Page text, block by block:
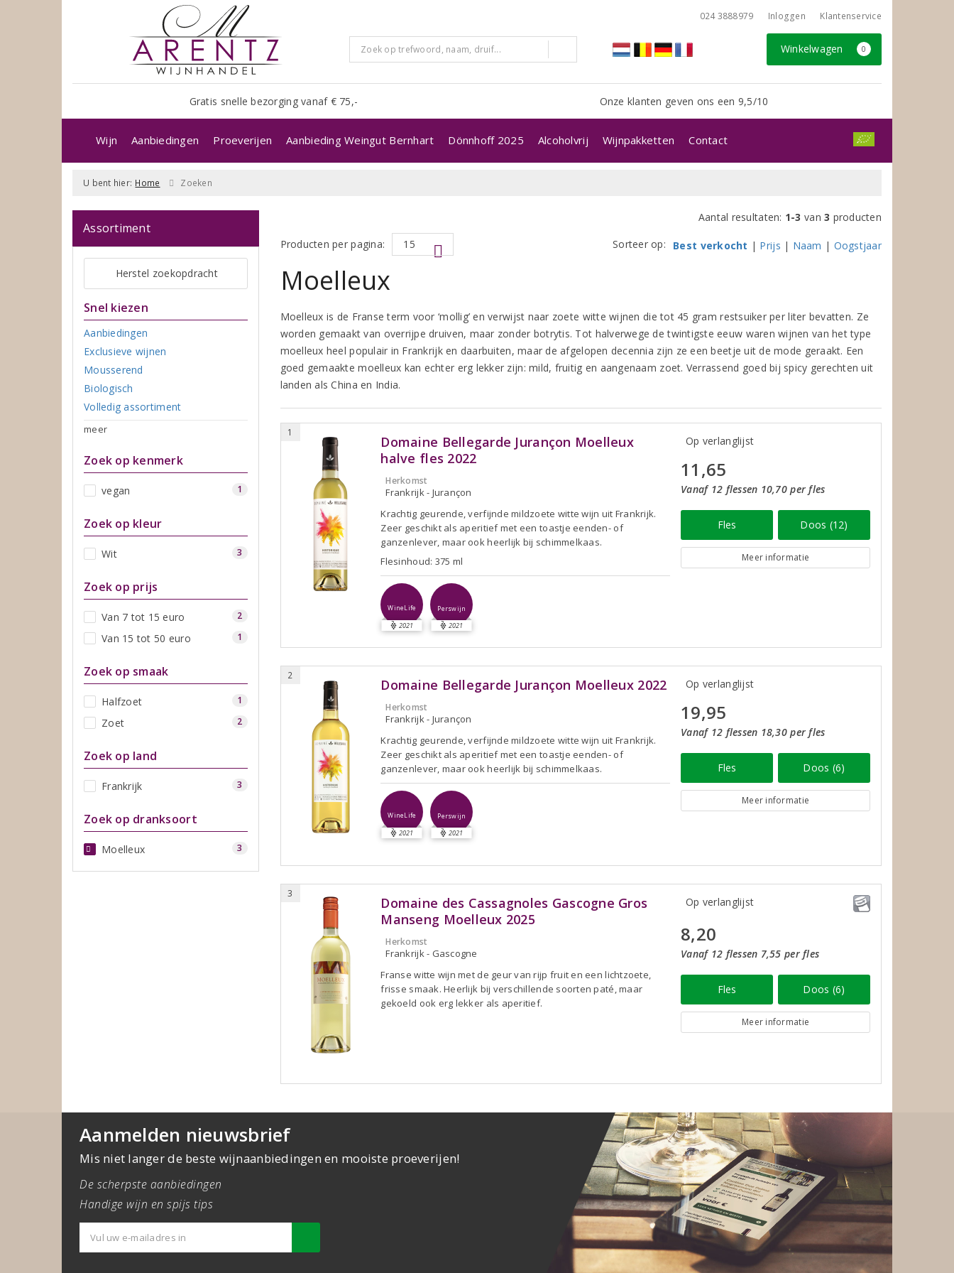
024 3888979 Inloggen Klantenservice
Winkelwagen 0
Gratis snelle bezorging vanaf € 75,- Onze klanten geven ons een 9,5/10
Wijn Aanbiedingen Proeverijen Aanbieding Weingut Bernhart Dönnhoff 2025 Alcoholvrij Wijnpakketten Contact
U bent hier: Home Zoeken
Assortiment
Herstel zoekopdracht
Snel kiezen
Aanbiedingen
Exclusieve wijnen
Mousserend
Biologisch
Volledig assortiment
meer
Zoek op kenmerk
vegan 1
Zoek op kleur
Wit 3
Zoek op prijs
Van 7 tot 15 euro 2
Van 15 tot 50 euro 1
Zoek op smaak
Halfzoet 1
Zoet 2
Zoek op land
Frankrijk 3
Zoek op dranksoort
Moelleux 3
Aantal resultaten: 1-3 van3 producten
Producten per pagina:
Sorteer op: Best verkocht | Prijs | Naam | Oogstjaar
Moelleux
Moelleux is de Franse term voor ‘mollig’ en verwijst naar zoete witte wijnen die tot 45 gram restsuiker per liter bevatten. Ze
worden gemaakt van overrijpe druiven, maar zonder botrytis. Tot halverwege de twintigste eeuw waren wijnen van het type
moelleux heel populair in Frankrijk en daarbuiten, maar de afgelopen decennia zijn ze een beetje uit de mode geraakt. Een
goed gemaakte moelleux kan echter erg lekker zijn: mild, fruitig en aangenaam zoet. Verrassend goed bij spicy gerechten uit
landen als China en India.
1
Domaine Bellegarde Jurançon Moelleux
halve fles 2022
Herkomst
Frankrijk - Jurançon
Krachtig geurende, verfijnde mildzoete witte wijn uit Frankrijk.
Zeer geschikt als aperitief met een toastje eenden- of
ganzenlever, maar ook heerlijk bij schimmelkaas.
Flesinhoud: 375 ml
WineLife
2021
Perswijn
2021
Op verlanglijst
11,65
Vanaf 12 flessen 10,70 per fles
Fles Doos (12)
Meer informatie
2
Domaine Bellegarde Jurançon Moelleux 2022
Herkomst
Frankrijk - Jurançon
Krachtig geurende, verfijnde mildzoete witte wijn uit Frankrijk.
Zeer geschikt als aperitief met een toastje eenden- of
ganzenlever, maar ook heerlijk bij schimmelkaas.
WineLife
2021
Perswijn
2021
Op verlanglijst
19,95
Vanaf 12 flessen 18,30 per fles
Fles Doos (6)
Meer informatie
3
Domaine des Cassagnoles Gascogne Gros
Manseng Moelleux 2025
Herkomst
Frankrijk - Gascogne
Franse witte wijn met de geur van rijp fruit en een lichtzoete,
frisse smaak. Heerlijk bij verschillende soorten paté, maar
gekoeld ook erg lekker als aperitief.
Op verlanglijst
8,20
Vanaf 12 flessen 7,55 per fles
Fles Doos (6)
Meer informatie
Aanmelden nieuwsbrief
Mis niet langer de beste wijnaanbiedingen en mooiste proeverijen!
De scherpste aanbiedingen
Handige wijn en spijs tips